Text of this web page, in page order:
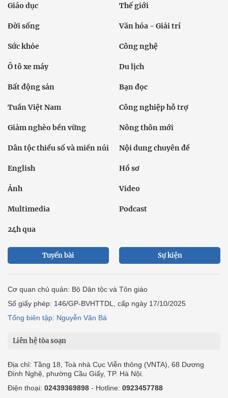
Giáo dục Thế giới
Đời sống Văn hóa - Giải trí
Sức khỏe Công nghệ
Ô tô xe máy Du lịch
Bất động sản Bạn đọc
Tuần Việt Nam Công nghiệp hỗ trợ
Giảm nghèo bền vững Nông thôn mới
Dân tộc thiểu số và miền núi Nội dung chuyên đề
English Hồ sơ
Ảnh Video
Multimedia Podcast
24h qua
Tuyến bài Sự kiện
Cơ quan chủ quản: Bộ Dân tộc và Tôn giáo
Số giấy phép: 146/GP-BVHTTDL, cấp ngày 17/10/2025
Tổng biên tập: Nguyễn Văn Bá
Liên hệ tòa soạn
Địa chỉ: Tầng 18, Toà nhà Cục Viễn thông (VNTA), 68 Dương
Đình Nghệ, phường Cầu Giấy, TP. Hà Nội.
Điện thoại: 02439369898 - Hotline: 0923457788